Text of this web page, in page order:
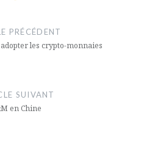
PRÉCÉDENT
les crypto-monnaies
SUIVANT
en Chine